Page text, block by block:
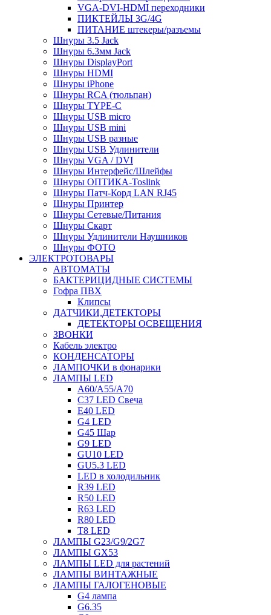
VGA-DVI-HDMI переходники
ПИКТЕЙЛЫ 3G/4G
ПИТАНИЕ штекеры/разъемы
Шнуры 3.5 Jack
Шнуры 6.3мм Jack
Шнуры DisplayPort
Шнуры HDMI
Шнуры iPhone
Шнуры RCA (тюльпан)
Шнуры TYPE-C
Шнуры USB micro
Шнуры USB mini
Шнуры USB разные
Шнуры USB Удлинители
Шнуры VGA / DVI
Шнуры Интерфейс/Шлейфы
Шнуры ОПТИКА-Toslink
Шнуры Патч-Корд LAN RJ45
Шнуры Принтер
Шнуры Сетевые/Питания
Шнуры Скарт
Шнуры Удлинители Наушников
Шнуры ФОТО
ЭЛЕКТРОТОВАРЫ
АВТОМАТЫ
БАКТЕРИЦИДНЫЕ СИСТЕМЫ
Гофра ПВХ
Клипсы
ДАТЧИКИ,ДЕТЕКТОРЫ
ДЕТЕКТОРЫ ОСВЕЩЕНИЯ
ЗВОНКИ
Кабель электро
КОНДЕНСАТОРЫ
ЛАМПОЧКИ в фонарики
ЛАМПЫ LED
A60/A55/A70
C37 LED Свеча
E40 LED
G4 LED
G45 Шар
G9 LED
GU10 LED
GU5.3 LED
LED в холодильник
R39 LED
R50 LED
R63 LED
R80 LED
T8 LED
ЛАМПЫ G23/G9/2G7
ЛАМПЫ GX53
ЛАМПЫ LED для растений
ЛАМПЫ ВИНТАЖНЫЕ
ЛАМПЫ ГАЛОГЕНОВЫЕ
G4 лампа
G6.35